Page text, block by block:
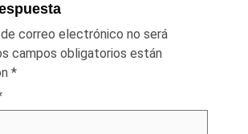
correo electrónico no será
campos obligatorios están
*